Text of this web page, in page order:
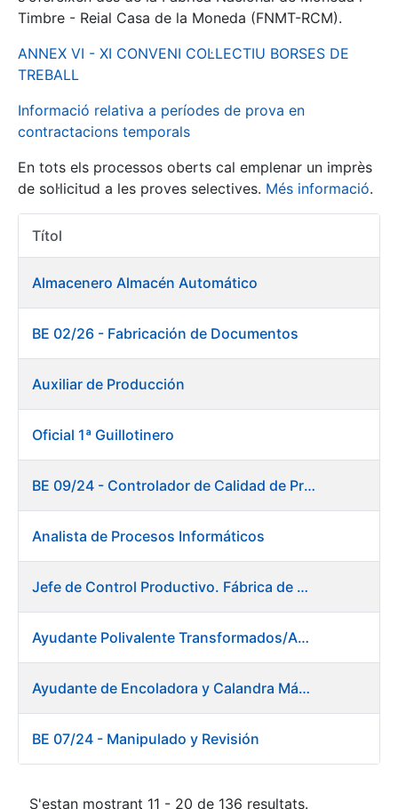
Mostra/Amaga
Mostra/Amaga
Timbre - Reial Casa de la Moneda (FNMT-RCM).
ANNEX VI - XI CONVENI COL·LECTIU BORSES DE
TREBALL
Informació relativa a períodes de prova en
contractacions temporals
En tots els processos oberts cal emplenar un imprès
de sol·licitud a les proves selectives. Més informació.
Títol
Accions
Almacenero Almacén Automático
BE 02/26 - Fabricación de Documentos
Auxiliar de Producción
Oficial 1ª Guillotinero
BE 09/24 - Controlador de Calidad de Preimpresión
Analista de Procesos Informáticos
Jefe de Control Productivo. Fábrica de Papel
Ayudante Polivalente Transformados/Acabados. Fábrica de Papel.
Ayudante de Encoladora y Calandra Máquina de Papel. Fábrica de Papel
BE 07/24 - Manipulado y Revisión
S'estan mostrant 11 - 20 de 136 resultats.